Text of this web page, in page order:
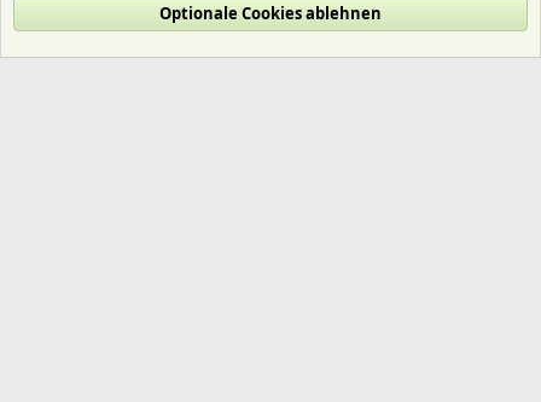
Nutzungsbedingungen
Datenschutz Hilfe und Impressum
R
Optionale Cookies ablehnen